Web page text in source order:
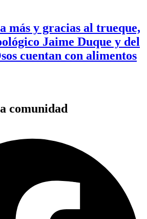
más y gracias al trueque,
Jaime Duque y del
cuentan con alimentos
comunidad